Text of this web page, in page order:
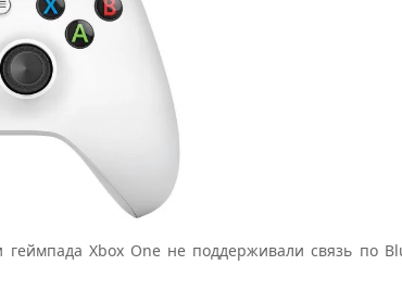
Xbox One не поддерживали связь по